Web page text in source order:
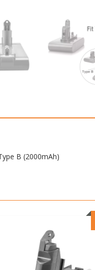
B (2000mAh)